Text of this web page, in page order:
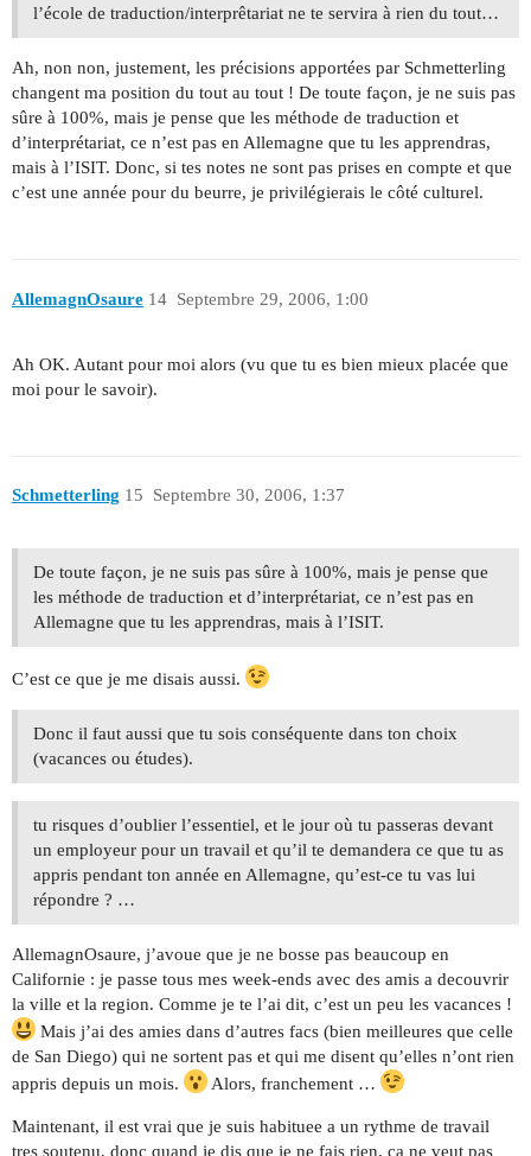
l’école de traduction/interprêtariat ne te servira à rien du tout…
Ah, non non, justement, les précisions apportées par Schmetterling
changent ma position du tout au tout ! De toute façon, je ne suis pas
sûre à 100%, mais je pense que les méthode de traduction et
d’interprétariat, ce n’est pas en Allemagne que tu les apprendras,
mais à l’ISIT. Donc, si tes notes ne sont pas prises en compte et que
c’est une année pour du beurre, je privilégierais le côté culturel.
AllemagnOsaure Septembre 29, 2006, 1:00
14
Ah OK. Autant pour moi alors (vu que tu es bien mieux placée que
moi pour le savoir).
Schmetterling Septembre 30, 2006, 1:37
15
De toute façon, je ne suis pas sûre à 100%, mais je pense que
les méthode de traduction et d’interprétariat, ce n’est pas en
Allemagne que tu les apprendras, mais à l’ISIT.
C’est ce que je me disais aussi.
Donc il faut aussi que tu sois conséquente dans ton choix
(vacances ou études).
tu risques d’oublier l’essentiel, et le jour où tu passeras devant
un employeur pour un travail et qu’il te demandera ce que tu as
appris pendant ton année en Allemagne, qu’est-ce tu vas lui
répondre ? …
AllemagnOsaure, j’avoue que je ne bosse pas beaucoup en
Californie : je passe tous mes week-ends avec des amis a decouvrir
la ville et la region. Comme je te l’ai dit, c’est un peu les vacances !
Mais j’ai des amies dans d’autres facs (bien meilleures que celle
de San Diego) qui ne sortent pas et qui me disent qu’elles n’ont rien
appris depuis un mois.
Alors, franchement …
Maintenant, il est vrai que je suis habituee a un rythme de travail
tres soutenu, donc quand je dis que je ne fais rien, ca ne veut pas